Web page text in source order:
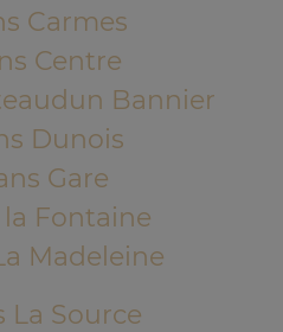
Carmes
Centre
Bannier
Dunois
Gare
Fontaine
Madeleine
La Source